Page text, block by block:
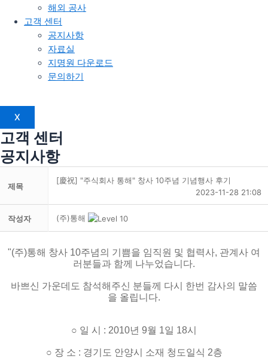
해외 공사
고객 센터
공지사항
자료실
지명원 다운로드
문의하기
X
고객 센터
공지사항
제목
[慶祝] "주식회사 통해" 창사 10주념 기념행사 후기
2023-11-28 21:08
작성자 (주)통해
"(주)통해 창사 10주념의 기쁨을 임직원 및 협력사, 관계사 여
러분들과 함께 나누었습니다.
바쁘신 가운데도 참석해주신 분들께 다시 한번 감사의 말씀
을 올립니다.
○ 일 시 : 2010년 9월 1일 18시
○ 장 소 : 경기도 안양시 소재 청도일식 2층